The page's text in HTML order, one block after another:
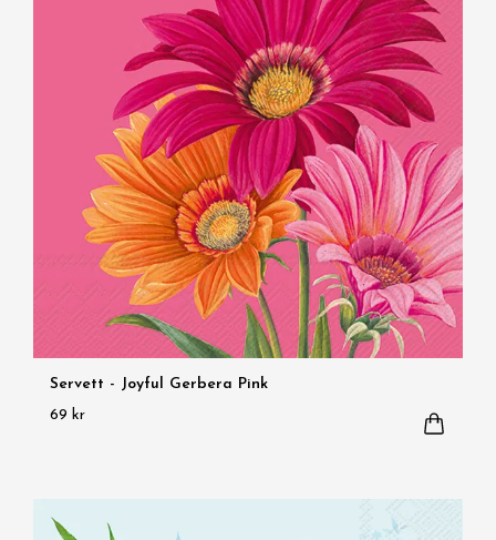
Servett - Joyful Gerbera Pink
69 kr